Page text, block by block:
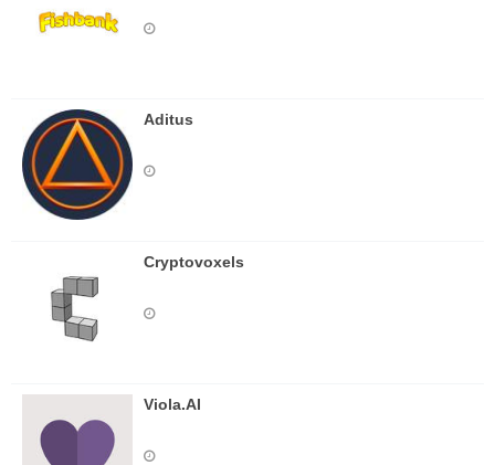
Aditus
Cryptovoxels
Viola.AI